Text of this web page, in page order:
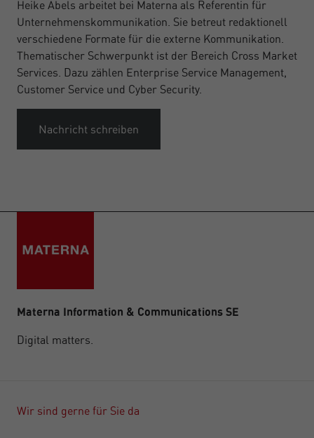
Heike Abels arbeitet bei Materna als Referentin für
Unternehmenskommunikation. Sie betreut redaktionell
verschiedene Formate für die externe Kommunikation.
Thematischer Schwerpunkt ist der Bereich Cross Market
Services. Dazu zählen Enterprise Service Management,
Customer Service und Cyber Security.
Nachricht schreiben
Materna Information & Communications SE
Digital matters.
Wir sind gerne für Sie da